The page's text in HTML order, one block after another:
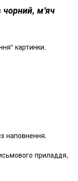
чорний, м'яч
картинки.
наповнення.
приладдя,